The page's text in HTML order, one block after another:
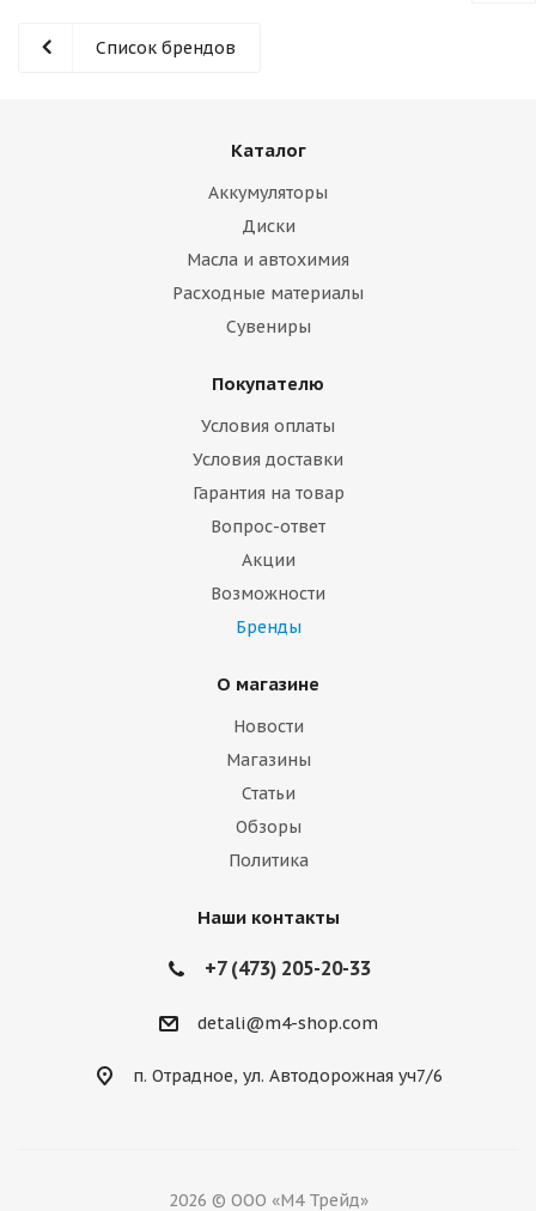
Список брендов
Каталог
Аккумуляторы
Диски
Масла и автохимия
Расходные материалы
Сувениры
Покупателю
Условия оплаты
Условия доставки
Гарантия на товар
Вопрос-ответ
Акции
Возможности
Бренды
О магазине
Новости
Магазины
Статьи
Обзоры
Политика
Наши контакты
+7 (473) 205-20-33
detali@m4-shop.com
п. Отрадное, ул. Автодорожная уч7/6
2026 © ООО «М4 Трейд»